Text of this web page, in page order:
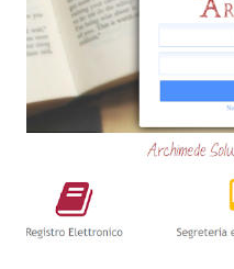
tipologie di prestiti a
esiste qualche possibilità,
cittadini) di accedere a
abbiamo deciso di creare
frattempo, se volete
guide => Come accedere
segnalati al Crif - Prest...